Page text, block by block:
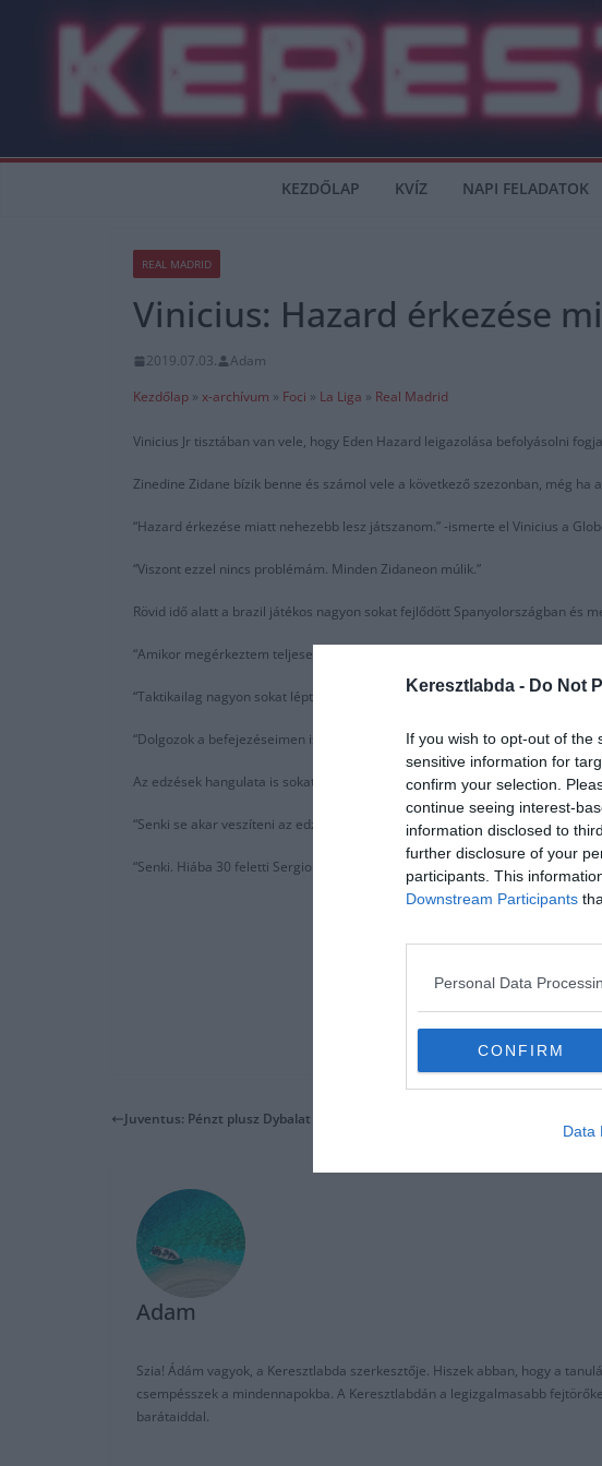
Keresztlabda - Do Not
If you wish to opt-out of the
sensitive information for
confirm your selection.
continue seeing interest-
information disclosed to
further disclosure of your
participants. This
Downstream Participants
Personal Data
CONFIRM
Data
KEZDŐLAP KVÍZ NAPI FELADATOK
REAL MADRID
Vinicius: Hazard érkezése
2019.07.03.
Adam
Kezdőlap » x-archívum » Foci » La Liga » Real Madrid
Vinicius Jr tisztában van vele, hogy Eden Hazard leigazolása befolyásolni
Zinedine Zidane bízik benne és számol vele a következő szezonban, még
“Hazard érkezése miatt nehezebb lesz játszanom.” -ismerte el Vinicius a
“Viszont ezzel nincs problémám. Minden Zidaneon múlik.”
Rövid idő alatt a brazil játékos nagyon sokat fejlődött Spanyolországban és
“Amikor megérkeztem teljesen más játékos voltam. Nagyon sokat tanultam itt
“Taktikailag nagyon sokat léptem előre, kevesebbszer veszítem el a labdát.
“Dolgozok a befejezéseimen is. Minden edzés végén Zidane-nal külön
Az edzések hangulata is sokat segített a fiatal játékosnak fejlődni.
“Senki se akar veszíteni az edzéseken.”
“Senki. Hiába 30 feletti Sergio Ramos és Karim Benzema is, többet dolgoznak,
Juventus: Pénzt plusz Dybalat adnák Pogbaért
Adam
Szia! Ádám vagyok, a Keresztlabda szerkesztője. Hiszek abban, hogy a
csempésszek a mindennapokba. A Keresztlabdán a legizgalmasabb
barátaiddal.